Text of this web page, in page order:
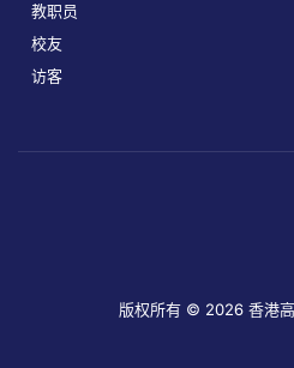
教职员
校友
访客
版权所有 © 2026 香港高